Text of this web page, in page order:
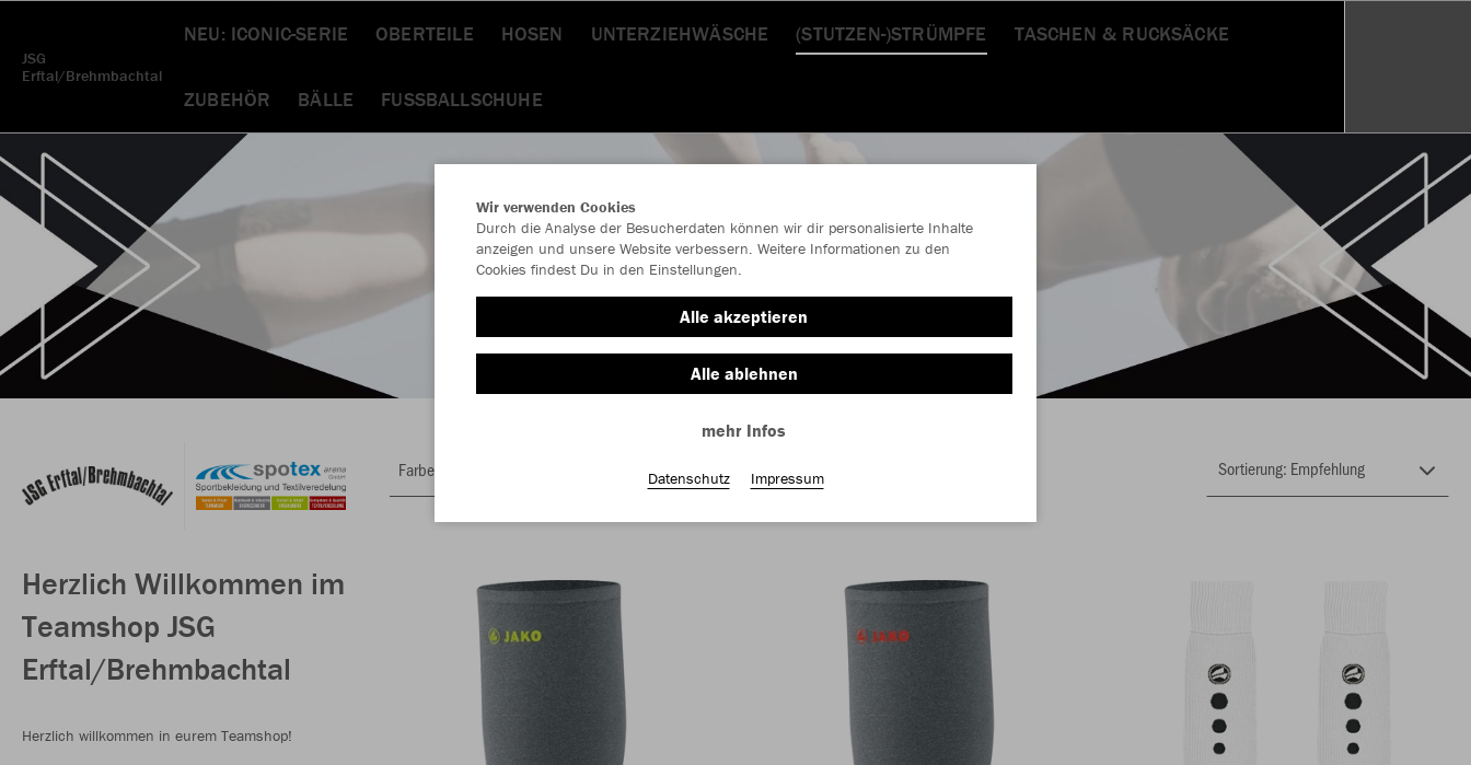
JSG
Erftal/Brehmbachtal
NEU: ICONIC-SERIE OBERTEILE HOSEN UNTERZIEHWÄSCHE (STUTZEN-)STRÜMPFE TASCHEN & RUCKSÄCKE
ZUBEHÖR BÄLLE FUSSBALLSCHUHE
Herzlich Willkommen im
Teamshop JSG
Erftal/Brehmbachtal
Herzlich willkommen in eurem Teamshop!
Farbe
Wir verwenden Cookies
Durch die Analyse der Besucherdaten können wir dir personalisierte Inhalte
anzeigen und unsere Website verbessern. Weitere Informationen zu den
Cookies findest Du in den Einstellungen.
Alle akzeptieren
Alle ablehnen
mehr Infos
Datenschutz Impressum